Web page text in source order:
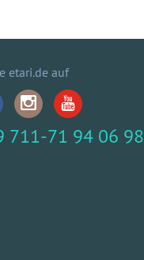
etari.de auf
711-71 94 06 98